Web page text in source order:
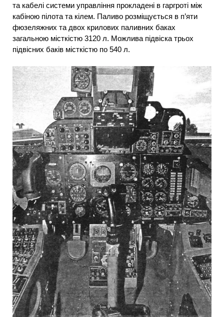
та кабелі системи управління прокладені в гаргроті між
кабіною пілота та кілем. Паливо розміщується в п’яти
фюзеляжних та двох крилових паливних баках
загальною місткістю 3120 л. Можлива підвіска трьох
підвісних баків місткістю по 540 л.